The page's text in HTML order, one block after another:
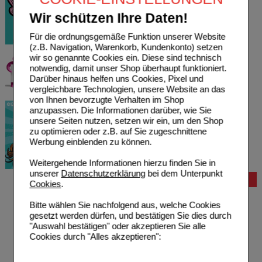
Wir schützen Ihre Daten!
Für die ordnungsgemäße Funktion unserer Website
(z.B. Navigation, Warenkorb, Kundenkonto) setzen
wir so genannte Cookies ein. Diese sind technisch
notwendig, damit unser Shop überhaupt funktioniert.
Darüber hinaus helfen uns Cookies, Pixel und
vergleichbare Technologien, unsere Website an das
von Ihnen bevorzugte Verhalten im Shop
anzupassen. Die Informationen darüber, wie Sie
unsere Seiten nutzen, setzen wir ein, um den Shop
zu optimieren oder z.B. auf Sie zugeschnittene
Werbung einblenden zu können.
Weitergehende Informationen hierzu finden Sie in
unserer Datenschutzerklärungbei dem Unterpunkt
Cookies.
Bitte wählen Sie nachfolgend aus, welche Cookies
gesetzt werden dürfen, und bestätigen Sie dies durch
"Auswahl bestätigen" oder akzeptieren Sie alle
Cookies durch "Alles akzeptieren":
Hilfe zum Bestellvorgang
Zahlungsmöglichkeiten
Rezepte einlösen
Freiumschläge anfordern